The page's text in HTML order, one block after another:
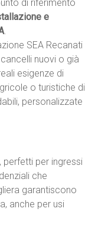
di riferimento
e
.
SEA Recanati
nuovi o già
esigenze di
o turistiche di
personalizzate
, perfetti per ingressi
che
garantiscono
anche per usi